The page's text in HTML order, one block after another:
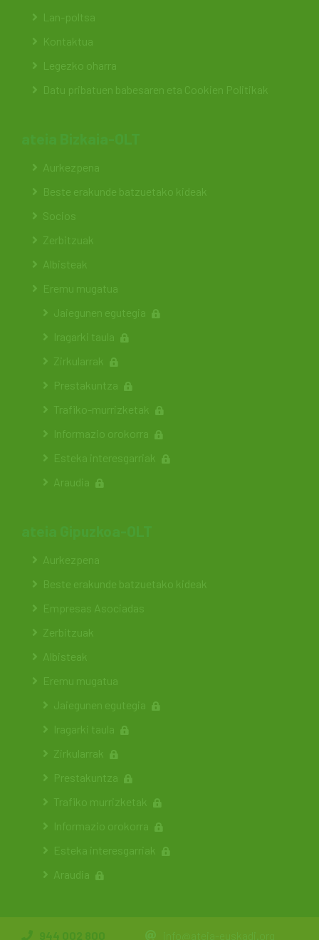
Lan-poltsa
Kontaktua
Legezko oharra
Datu pribatuen babesaren eta Cookien Politikak
Aurkezpena
Beste erakunde batzuetako kideak
Socios
Zerbitzuak
Albisteak
Eremu mugatua
Jaiegunen egutegia
Iragarki taula
Zirkularrak
Prestakuntza
Trafiko-murrizketak
Informazio orokorra
Esteka interesgarriak
Araudia
Aurkezpena
Beste erakunde batzuetako kideak
Empresas Asociadas
Zerbitzuak
Albisteak
Eremu mugatua
Jaiegunen egutegia
Iragarki taula
Zirkularrak
Prestakuntza
Trafiko murrizketak
Informazio orokorra
Esteka interesgarriak
Araudia